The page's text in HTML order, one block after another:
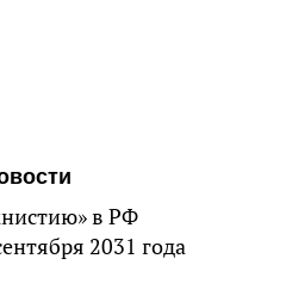
в РФ
2031 года